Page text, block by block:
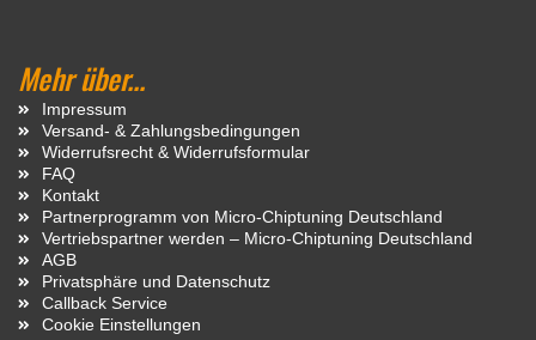
Mehr über...
Impressum
Versand- & Zahlungsbedingungen
Widerrufsrecht & Widerrufsformular
FAQ
Kontakt
Partnerprogramm von Micro-Chiptuning Deutschland
Vertriebspartner werden – Micro-Chiptuning Deutschland
AGB
Privatsphäre und Datenschutz
Callback Service
Cookie Einstellungen